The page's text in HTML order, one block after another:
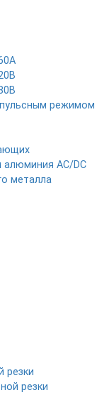
режимом
алюминия AC/DC
металла
резки
резки